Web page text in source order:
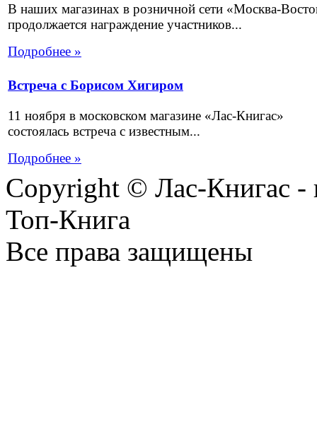
В наших магазинах в розничной сети «Москва-
продолжается награждение участников...
Подробнее »
Встреча с Борисом Хигиром
11 ноября в московском магазине «Лас-Книгас»
состоялась встреча с известным...
Подробнее »
Copyright © Лас-Книгас
Топ-Книга
Все права защищены